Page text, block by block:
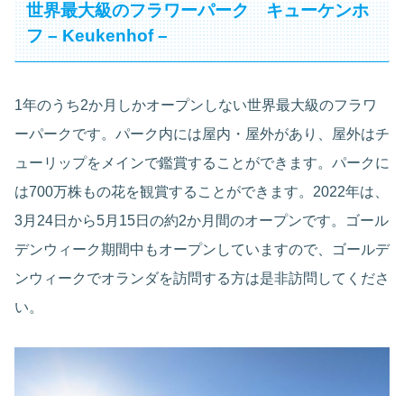
世界最大級のフラワーパーク キューケンホ
フ – Keukenhof –
1年のうち2か月しかオープンしない世界最大級のフラワ
ーパークです。パーク内には屋内・屋外があり、屋外はチ
ューリップをメインで鑑賞することができます。パークに
は700万株もの花を観賞することができます。2022年は、
3月24日から5月15日の約2か月間のオープンです。ゴール
デンウィーク期間中もオープンしていますので、ゴールデ
ンウィークでオランダを訪問する方は是非訪問してくださ
い。